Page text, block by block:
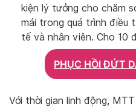
kiện lý tưởng cho chăm
mái trong quá trình điều
tế và nhân viên. Cho 10
PHỤC HỒI ĐỨT
Với thời gian linh động,